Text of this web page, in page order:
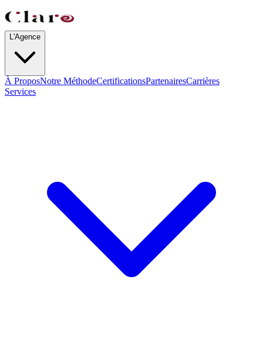
L'Agence
À ProposNotre MéthodeCertificationsPartenairesCarrières
Services